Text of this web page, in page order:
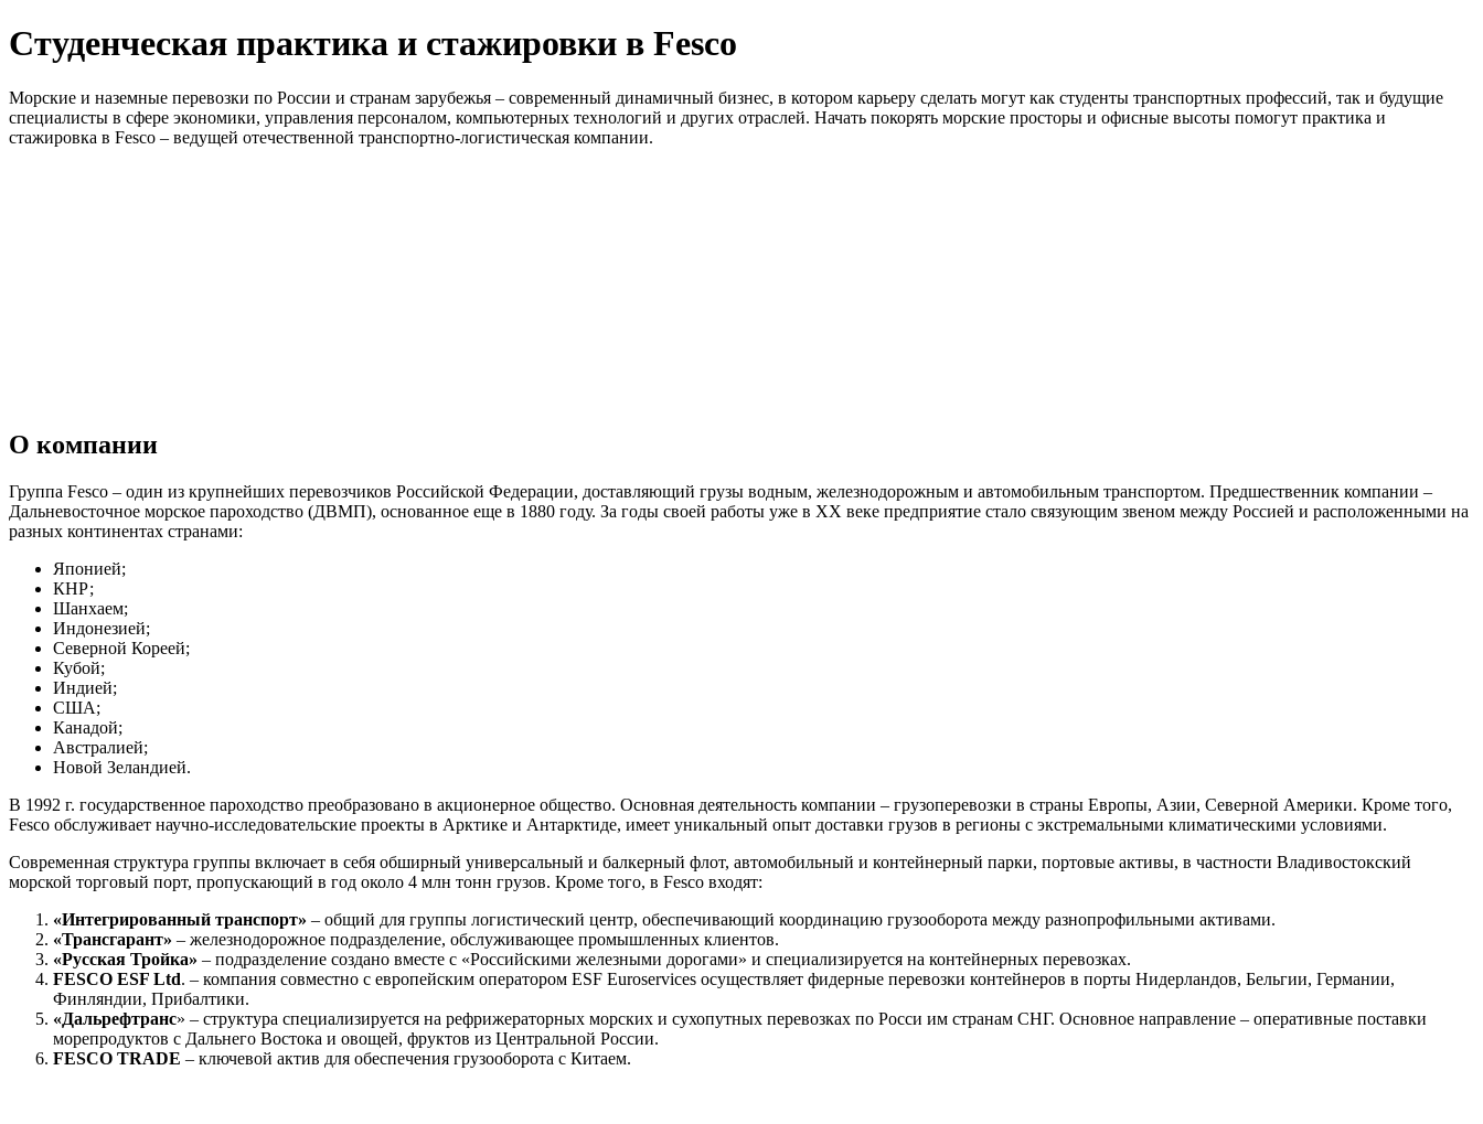
Студенческая практика и стажировки в Fesco
Морские и наземные перевозки по России и странам зарубежья – современный динамичный бизнес, в котором карьеру сделать могут как студенты транспортных профессий, так и будущие
специалисты в сфере экономики, управления персоналом, компьютерных технологий и других отраслей. Начать покорять морские просторы и офисные высоты помогут практика и
стажировка в Fesco – ведущей отечественной транспортно-логистическая компании.
О компании
Группа Fesco – один из крупнейших перевозчиков Российской Федерации, доставляющий грузы водным, железнодорожным и автомобильным транспортом. Предшественник компании –
Дальневосточное морское пароходство (ДВМП), основанное еще в 1880 году. За годы своей работы уже в XX веке предприятие стало связующим звеном между Россией и расположенными на
разных континентах странами:
Японией;
КНР;
Шанхаем;
Индонезией;
Северной Кореей;
Кубой;
Индией;
США;
Канадой;
Австралией;
Новой Зеландией.
В 1992 г. государственное пароходство преобразовано в акционерное общество. Основная деятельность компании – грузоперевозки в страны Европы, Азии, Северной Америки. Кроме того,
Fesco обслуживает научно-исследовательские проекты в Арктике и Антарктиде, имеет уникальный опыт доставки грузов в регионы с экстремальными климатическими условиями.
Современная структура группы включает в себя обширный универсальный и балкерный флот, автомобильный и контейнерный парки, портовые активы, в частности Владивостокский
морской торговый порт, пропускающий в год около 4 млн тонн грузов. Кроме того, в Fesco входят:
«Интегрированный транспорт» – общий для группы логистический центр, обеспечивающий координацию грузооборота между разнопрофильными активами.
«Трансгарант» – железнодорожное подразделение, обслуживающее промышленных клиентов.
«Русская Тройка» – подразделение создано вместе с «Российскими железными дорогами» и специализируется на контейнерных перевозках.
FESCO ESF Ltd. – компания совместно с европейским оператором ESF Euroservices осуществляет фидерные перевозки контейнеров в порты Нидерландов, Бельгии, Германии,
Финляндии, Прибалтики.
«Дальрефтранс» – структура специализируется на рефрижераторных морских и сухопутных перевозках по Росси им странам СНГ. Основное направление – оперативные поставки
морепродуктов с Дальнего Востока и овощей, фруктов из Центральной России.
FESCO TRADE – ключевой актив для обеспечения грузооборота с Китаем.